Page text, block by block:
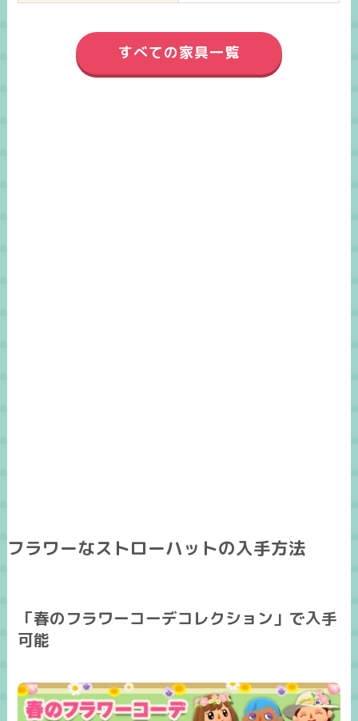
すべての家具一覧
フラワーなストローハットの入手方法
「春のフラワーコーデコレクション」で入手
可能